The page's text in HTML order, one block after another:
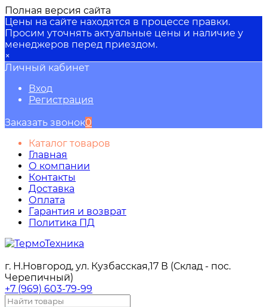
Полная версия сайта
Цены на сайте находятся в процессе правки.
Просим уточнять актуальные цены и наличие у
менеджеров перед приездом.
×
Личный кабинет
Вход
Регистрация
Заказать звонок0
Каталог товаров
Главная
О компании
Контакты
Доставка
Оплата
Гарантия и возврат
Политика ПД
г. Н.Новгород, ул. Кузбасская,17 В (Склад - пос.
Черепичный)
+7 (969) 603-79-99